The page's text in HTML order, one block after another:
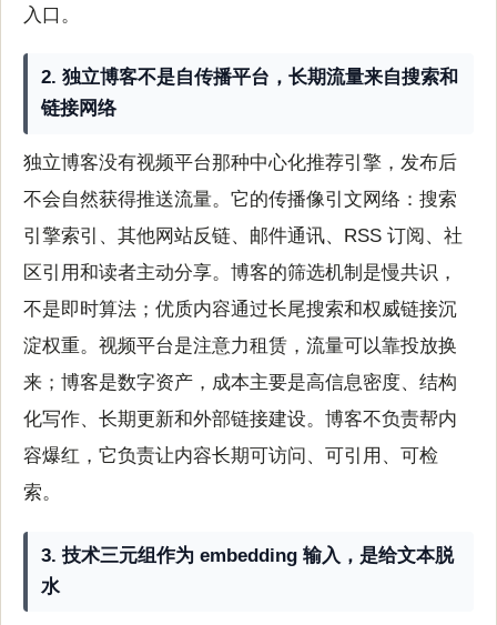
入口。
2. 独立博客不是自传播平台，长期流量来自搜索和
链接网络
独立博客没有视频平台那种中心化推荐引擎，发布后
不会自然获得推送流量。它的传播像引文网络：搜索
引擎索引、其他网站反链、邮件通讯、RSS 订阅、社
区引用和读者主动分享。博客的筛选机制是慢共识，
不是即时算法；优质内容通过长尾搜索和权威链接沉
淀权重。视频平台是注意力租赁，流量可以靠投放换
来；博客是数字资产，成本主要是高信息密度、结构
化写作、长期更新和外部链接建设。博客不负责帮内
容爆红，它负责让内容长期可访问、可引用、可检
索。
3. 技术三元组作为 embedding 输入，是给文本脱
水